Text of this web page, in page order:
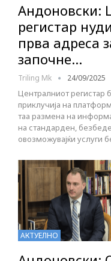
Андоновски:
регистар
прва адреса
започне…
Triling Mk 24/09/2025
Централниот регистар
приклучија на
таа размена на
на стандарден,
овозможувајќи услуги
АКТУЕЛНО